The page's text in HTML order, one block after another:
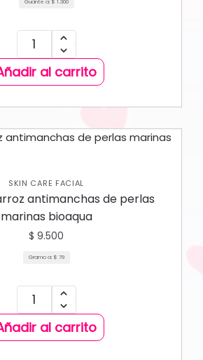
Guante a: $ 1.300
al carrito
SKIN CARE FACIAL
antimanchas de perlas
marinas bioaqua
$ 9.500
Gramo a: $ 79
al carrito